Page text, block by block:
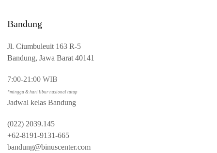
Bandung
Jl. Ciumbuleuit 163 R-5
Bandung, Jawa Barat 40141
7:00-21:00 WIB
*minggu & hari libur nasional tutup
Jadwal kelas Bandung
(022) 2039.145
+62-8191-9131-665
bandung@binuscenter.com